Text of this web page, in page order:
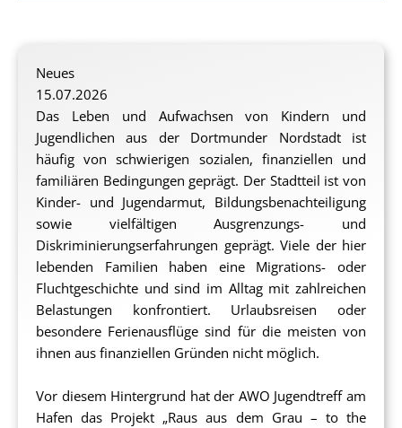
Neues
15.07.2026
Das Leben und Aufwachsen von Kindern und
Jugendlichen aus der Dortmunder Nordstadt ist
häufig von schwierigen sozialen, finanziellen und
familiären Bedingungen geprägt. Der Stadtteil ist von
Kinder- und Jugendarmut, Bildungsbenachteiligung
sowie vielfältigen Ausgrenzungs- und
Diskriminierungserfahrungen geprägt. Viele der hier
lebenden Familien haben eine Migrations- oder
Fluchtgeschichte und sind im Alltag mit zahlreichen
Belastungen konfrontiert. Urlaubsreisen oder
besondere Ferienausflüge sind für die meisten von
ihnen aus finanziellen Gründen nicht möglich.
Vor diesem Hintergrund hat der AWO Jugendtreff am
Hafen das Projekt „Raus aus dem Grau – to the